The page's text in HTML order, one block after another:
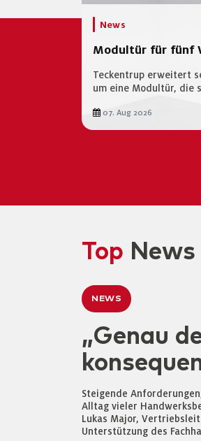
News
Modultür für fünf
Teckentrup erweitert
um eine Modultür, die
07. Aug 2026
Top News
NEWS
„Genau
Steigende
Alltag vieler
Lukas Major,
Unterstützung des